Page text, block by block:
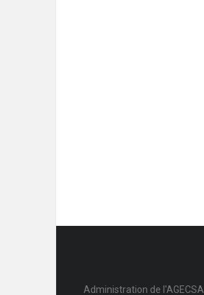
Administration de l'AGECSA